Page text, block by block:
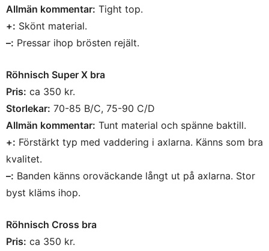
Allmän kommentar: Tight top.
+: Skönt material.
–: Pressar ihop brösten rejält.
Röhnisch Super X bra
Pris: ca 350 kr.
Storlekar: 70-85 B/C, 75-90 C/D
Allmän kommentar: Tunt material och spänne baktill.
+: Förstärkt typ med vaddering i axlarna. Känns som bra
kvalitet.
–: Banden känns oroväckande långt ut på axlarna. Stor
byst kläms ihop.
Röhnisch Cross bra
Pris: ca 350 kr.